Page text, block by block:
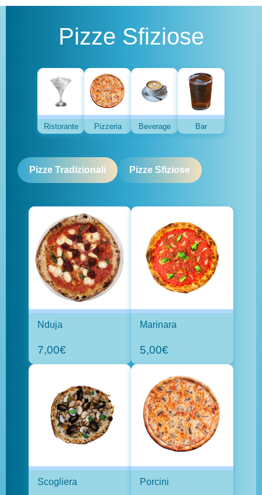
Pizze Sfiziose
Ristorante Pizzeria Beverage Bar
Pizze Tradizionali Pizze Sfiziose
Nduja
7,00€
Marinara
5,00€
Scogliera Porcini